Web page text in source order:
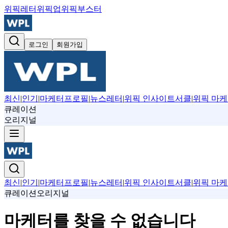
위픽레터 위픽업위픽부스터
로그인 회원가입
최신|인기 |마케터프로필|뉴스레터 |위픽 인사이트서클|위픽 마케
큐레이션
오리지널
최신|인기 |마케터프로필|뉴스레터 |위픽 인사이트서클|위픽 마케
큐레이션 오리지널
마케터를 찾을 수 없습니다